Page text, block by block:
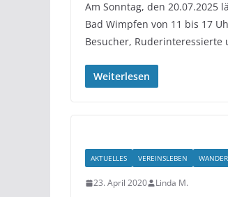
Am Sonntag, den 20.07.2025
Bad Wimpfen von 11 bis 17
Besucher, Ruderinteressierte
Weiterlesen
AKTUELLES VEREINSLEBEN
23. April 2020 Linda M.